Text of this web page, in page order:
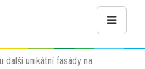
další unikátní fasády na